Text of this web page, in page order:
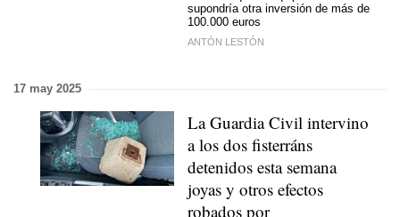
supondría otra inversión de más de
100.000 euros
ANTÓN LESTÓN
17 may 2025
La Guardia Civil intervino
a los dos fisterráns
detenidos esta semana
joyas y otros efectos
robados por